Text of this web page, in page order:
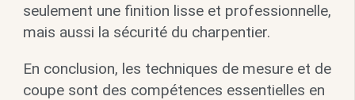
seulement une finition lisse et professionnelle,
mais aussi la sécurité du charpentier.
En conclusion, les techniques de mesure et de
coupe sont des compétences essentielles en